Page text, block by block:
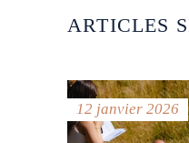
ARTICLES
12 janvier 2026